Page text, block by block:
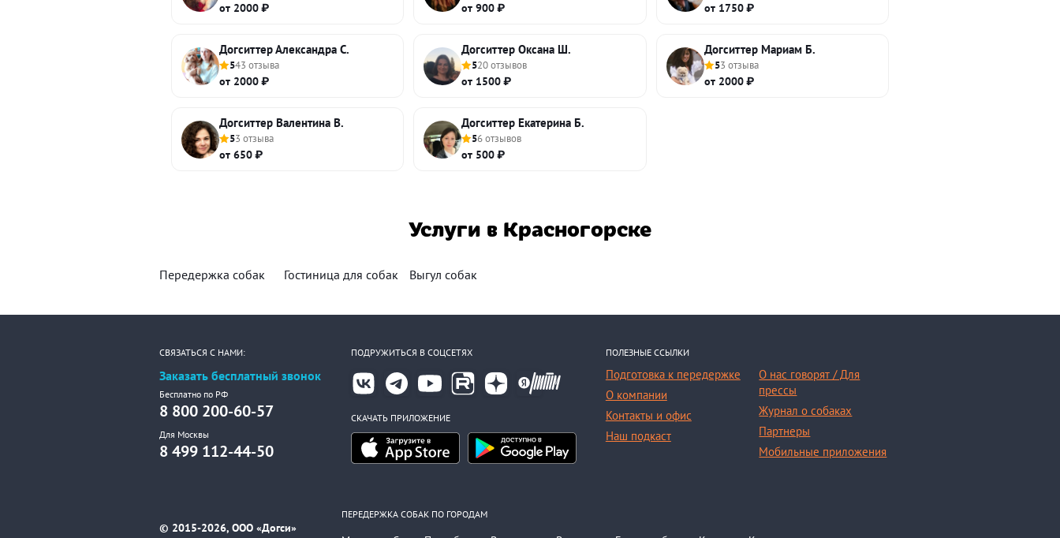
от 2000 ₽ от 900 ₽ от 1750 ₽
Догситтер Александра С.
543 отзыва
от 2000 ₽
Догситтер Оксана Ш.
520 отзывов
от 1500 ₽
Догситтер Мариам Б.
53 отзыва
от 2000 ₽
Догситтер Валентина В.
53 отзыва
от 650 ₽
Догситтер Екатерина Б.
56 отзывов
от 500 ₽
Услуги в Красногорске
Передержка собак Гостиница для собак Выгул собак
СВЯЗАТЬСЯ С НАМИ:
Заказать бесплатный звонок
Бесплатно по РФ
8 800 200-60-57
Для Москвы
8 499 112-44-50
ПОДРУЖИТЬСЯ В СОЦСЕТЯХ
СКАЧАТЬ ПРИЛОЖЕНИЕ
ПОЛЕЗНЫЕ ССЫЛКИ
Подготовка к передержке
О компании
Контакты и офис
Наш подкаст
О нас говорят / Для
прессы
Журнал о собаках
Партнеры
Мобильные приложения
© 2015-2026, ООО «Догси»
ПЕРЕДЕРЖКА СОБАК ПО ГОРОДАМ